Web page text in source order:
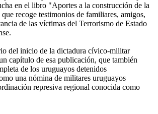
en el libro "Aportes a la construcción de la
recoge testimonios de familiares, amigos,
de las víctimas del Terrorismo de Estado
del inicio de la dictadura cívico-militar
capítulo de esa publicación, que también
de los uruguayos detenidos
una nómina de militares uruguayos
represiva regional conocida como